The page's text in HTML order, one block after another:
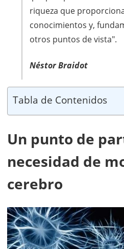
riqueza que
conocimientos y,
otros puntos de vista".
Néstor Braidot
Tabla de Contenidos
Un punto de
necesidad de
cerebro